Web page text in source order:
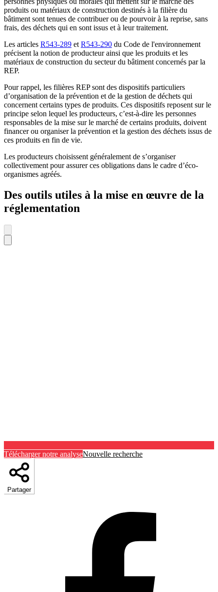
produits ou matériaux de construction destinés à la filière du
bâtiment sont tenues de contribuer ou de pourvoir à la reprise, sans
frais, des déchets qui en sont issus et à leur traitement.
Les articles R543-289 et R543-290 du Code de l'environnement
précisent la notion de producteur ainsi que les produits et les
matériaux de construction du secteur du bâtiment concernés par la
REP.
Pour rappel, les filières REP sont des dispositifs particuliers
d’organisation de la prévention et de la gestion de déchets qui
concernent certains types de produits. Ces dispositifs reposent sur le
principe selon lequel les producteurs, c’est-à-dire les personnes
responsables de la mise sur le marché de certains produits, doivent
financer ou organiser la prévention et la gestion des déchets issus de
ces produits en fin de vie.
Les producteurs choisissent généralement de s’organiser
collectivement pour assurer ces obligations dans le cadre d’éco-
organismes agréés.
Des outils utiles à la mise en œuvre de la
réglementation
Télécharger notre analyseNouvelle recherche
Partager